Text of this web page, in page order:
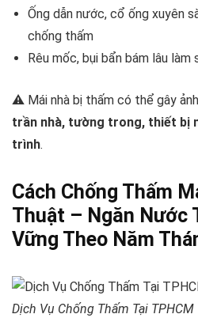
Ống dẫn nước, cổ ống xuyên
chống thấm
Rêu mốc, bụi bẩn bám lâu
⚠️ Mái nhà bị thấm có thể gây
trần nhà, tường trong, thiết bị
trình.
Cách Chống Thấm
Thuật – Ngăn Nước
Vững Theo Năm
Dịch Vụ Chống Thấm Tại TPHCM